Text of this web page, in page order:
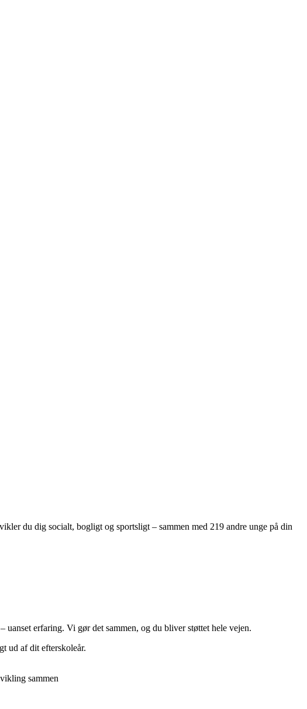
du dig socialt, bogligt og sportsligt – sammen med 219 andre unge på din
erfaring. Vi gør det sammen, og du bliver støttet hele vejen.
ud af dit efterskoleår.
sammen